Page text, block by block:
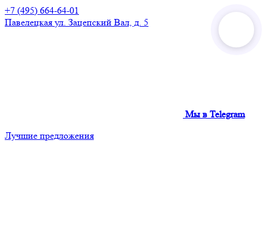
+7 (495) 664-64-01
Павелецкая ул. Зацепский Вал, д. 5
Мы в Telegram
Лучшие предложения